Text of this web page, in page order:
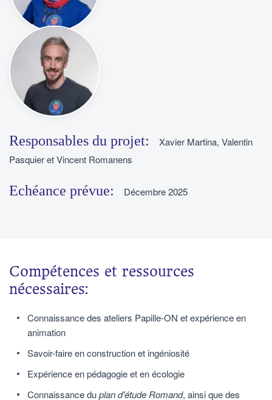
Responsables du projet: Xavier Martina, Valentin
Pasquier et Vincent Romanens
Echéance prévue: Décembre 2025
Compétences et ressources
nécessaires:
Connaissance des ateliers Papille-ON et expérience en
animation
Savoir-faire en construction et ingéniosité
Expérience en pédagogie et en écologie
Connaissance duplan d'étude Romand, ainsi que des